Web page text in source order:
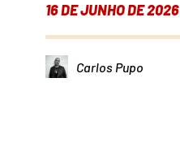
16 DE JUNHO DE 2026
Carlos Pupo